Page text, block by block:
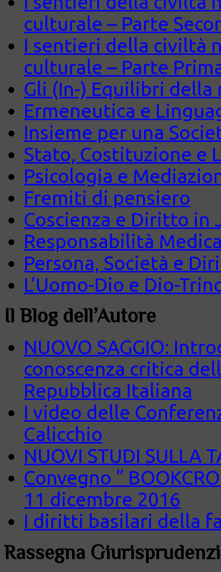
culturale – Parte
I sentieri della civiltà
culturale – Parte
Gli (In-) Equilibri della
Ermeneutica e
Insieme per una
Stato, Costituzione e
Psicologia e
Fremiti di pensiero
Coscienza e Diritto in
Responsabilità
Persona, Società e
L’Uomo-Dio e Dio-
Il Blog dell’Autore
NUOVO SAGGIO:
conoscenza critica
Repubblica Italiana
I video delle
Calicchio
NUOVI STUDI SULLA
Convegno ”
11 dicembre 2016
I diritti basilari della
Rassegna